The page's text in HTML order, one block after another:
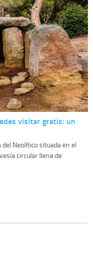
visitar gratis: un
del Neolítico situada en el
circular llena de